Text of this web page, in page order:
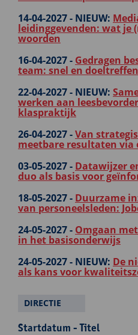
14-04-2027 - NIEUW:
leidinggevenden: wat je
woorden
16-04-2027 - Gedragen
team: snel en
22-04-2027 - NIEUW:
werken aan
klaspraktijk
26-04-2027 -Van
meetbare resultaten via
03-05-2027 - Datawijzer
duo als basis voor
18-05-2027 - Duurzame
van personeelsleden:
24-05-2027 - Omgaan
in het basisonderwijs
24-05-2027 - NIEUW: De
als kans voor
DIRECTIE
Startdatum - Titel